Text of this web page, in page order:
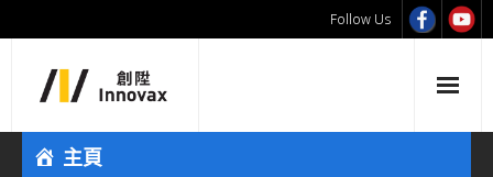
Follow Us
主頁